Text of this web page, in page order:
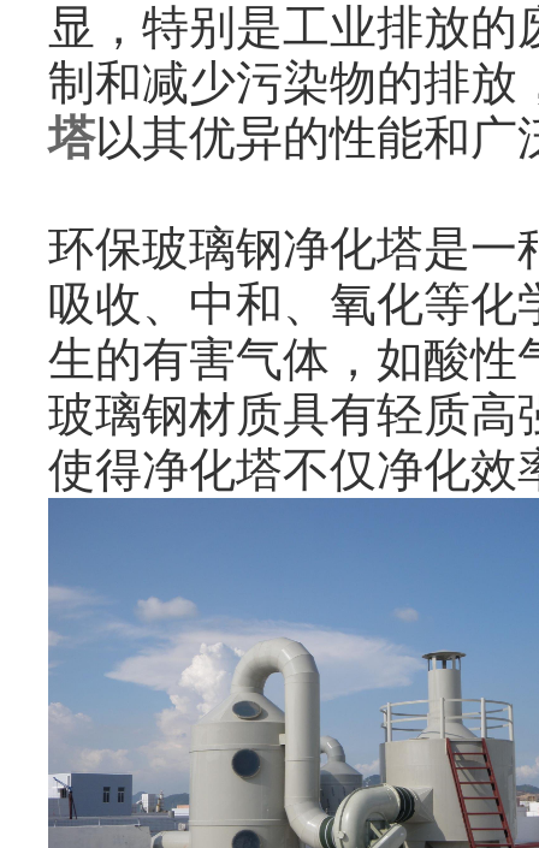
显，特别是工业排放
制和减少污染物的排放
塔以其优异的性能和广
环保玻璃钢净化塔是一
吸收、中和、氧化等
生的有害气体，如酸性
玻璃钢材质具有轻质高
使得净化塔不仅净化效